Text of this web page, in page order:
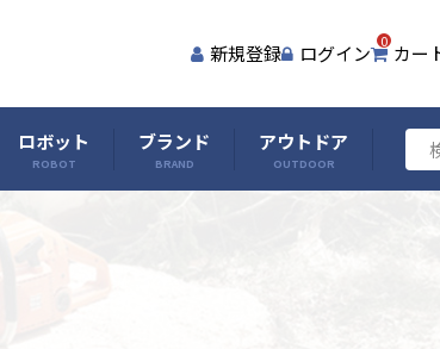
新規登録 ログイン 0 カー
ロボット
ROBOT
ブランド
BRAND
アウトドア
OUTDOOR